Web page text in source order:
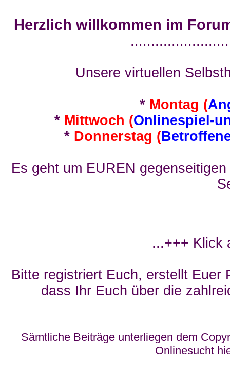
Herzlich willkommen im
Unsere virtuellen
* Montag (
* Mittwoch (Onlinespiel-
* Donnerstag (
Es geht um EUREN
...+++ Klick
Bitte registriert Euch, erstellt Euer
dass Ihr Euch über die
Sämtliche Beiträge unterliegen dem
Onlinesucht